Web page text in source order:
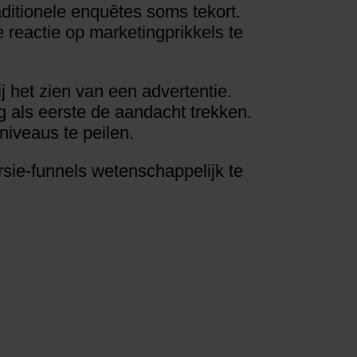
enquêtes soms tekort.
op marketingprikkels te
zien van een advertentie.
eerste de aandacht trekken.
te peilen.
funnels wetenschappelijk te